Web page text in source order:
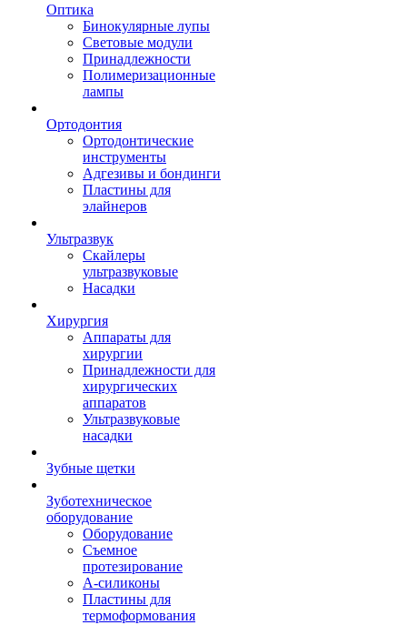
Оптика
Бинокулярные лупы
Световые модули
Принадлежности
Полимеризационные
лампы
Ортодонтия
Ортодонтические
инструменты
Адгезивы и бондинги
Пластины для
элайнеров
Ультразвук
Скайлеры
ультразвуковые
Насадки
Хирургия
Аппараты для
хирургии
Принадлежности для
хирургических
аппаратов
Ультразвуковые
насадки
Зубные щетки
Зуботехническое
оборудование
Оборудование
Съемное
протезирование
А-силиконы
Пластины для
термоформования